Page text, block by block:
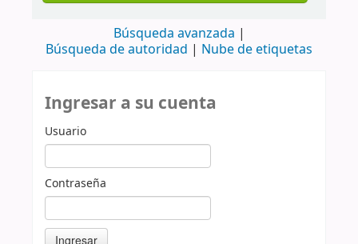
Búsqueda avanzada
Búsqueda de autoridad
Nube de etiquetas
Ingresar a su cuenta
Usuario
Contraseña